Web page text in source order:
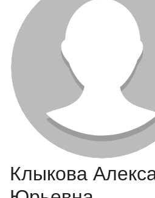
КЛЮЧЕВЫЕ
Регистрация
Клыкова